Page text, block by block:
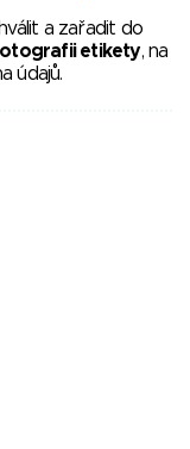
a zařadit do
etikety, na
údajů.